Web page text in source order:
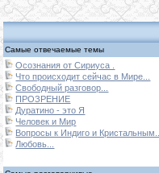
Самые отвечаемые темы
Осознания от Сириуса .
Что происходит сейчас в Мире...
Свободный разговор...
ПРОЗРЕНИЕ
Дуратино - это Я
Человек и Мир
Вопросы к Индиго и
Любовь...